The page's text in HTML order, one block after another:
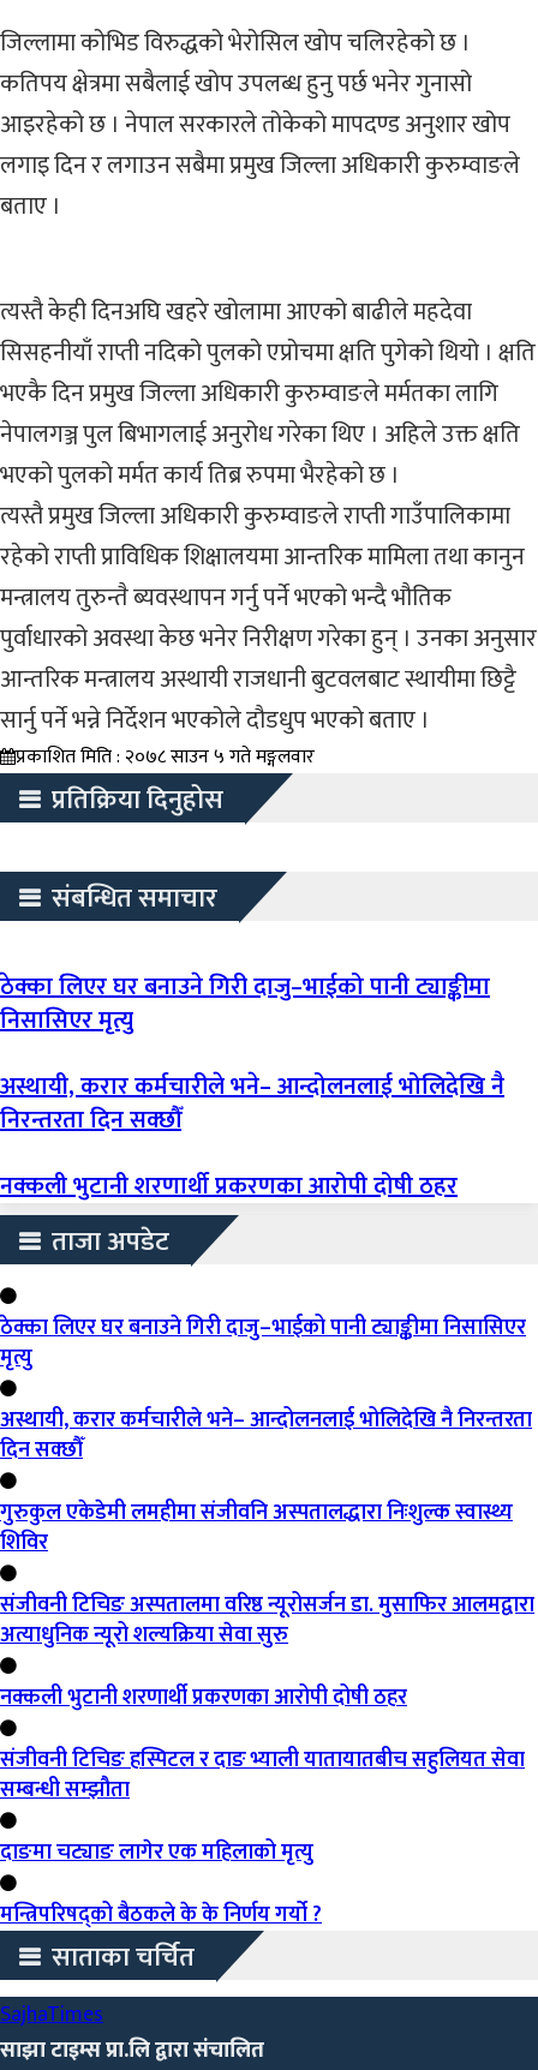
जिल्लामा कोभिड विरुद्धको भेरोसिल खोप चलिरहेको छ ।
कतिपय क्षेत्रमा सबैलाई खोप उपलब्ध हुनु पर्छ भनेर गुनासो
आइरहेको छ । नेपाल सरकारले तोकेको मापदण्ड अनुशार खोप
लगाइ दिन र लगाउन सबैमा प्रमुख जिल्ला अधिकारी कुरुम्वाङले
बताए ।
त्यस्तै केही दिनअघि खहरे खोलामा आएको बाढीले महदेवा
सिसहनीयाँ राप्ती नदिको पुलको एप्रोचमा क्षति पुगेको थियो । क्षति
भएकै दिन प्रमुख जिल्ला अधिकारी कुरुम्वाङले मर्मतका लागि
नेपालगञ्ज पुल बिभागलाई अनुरोध गरेका थिए । अहिले उक्त क्षति
भएको पुलको मर्मत कार्य तिब्र रुपमा भैरहेको छ ।
त्यस्तै प्रमुख जिल्ला अधिकारी कुरुम्वाङले राप्ती गाउँपालिकामा
रहेको राप्ती प्राविधिक शिक्षालयमा आन्तरिक मामिला तथा कानुन
मन्त्रालय तुरुन्तै ब्यवस्थापन गर्नु पर्ने भएको भन्दै भौतिक
पुर्वाधारको अवस्था केछ भनेर निरीक्षण गरेका हुन् । उनका अनुसार
आन्तरिक मन्त्रालय अस्थायी राजधानी बुटवलबाट स्थायीमा छिट्टै
सार्नु पर्ने भन्ने निर्देशन भएकोले दौडधुप भएको बताए ।
प्रकाशित मिति : २०७८ साउन ५ गते मङ्गलवार
प्रतिक्रिया दिनुहोस
संबन्धित समाचार
ठेक्का लिएर घर बनाउने गिरी दाजु–भाईको पानी ट्याङ्कीमा
निसासिएर मृत्यु
अस्थायी, करार कर्मचारीले भने– आन्दोलनलाई भोलिदेखि नै
निरन्तरता दिन सक्छौँ
नक्कली भुटानी शरणार्थी प्रकरणका आरोपी दोषी ठहर
ताजा अपडेट
ठेक्का लिएर घर बनाउने गिरी दाजु–भाईको पानी ट्याङ्कीमा निसासिएर
मृत्यु
अस्थायी, करार कर्मचारीले भने– आन्दोलनलाई भोलिदेखि नै निरन्तरता
दिन सक्छौँ
गुरुकुल एकेडेमी लमहीमा संजीवनि अस्पतालद्धारा निःशुल्क स्वास्थ्य
शिविर
संजीवनी टिचिङ अस्पतालमा वरिष्ठ न्यूरोसर्जन डा. मुसाफिर आलमद्वारा
अत्याधुनिक न्यूरो शल्यक्रिया सेवा सुरु
नक्कली भुटानी शरणार्थी प्रकरणका आरोपी दोषी ठहर
संजीवनी टिचिङ हस्पिटल र दाङ भ्याली यातायातबीच सहुलियत सेवा
सम्बन्धी सम्झौता
दाङमा चट्याङ लागेर एक महिलाको मृत्यु
मन्त्रिपरिषद्को बैठकले के के निर्णय गर्यो ?
साताका चर्चित
SajhaTimes
साझा टाइम्स प्रा.लि द्वारा संचालित